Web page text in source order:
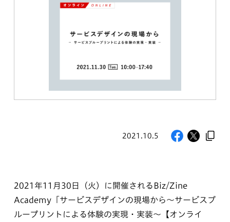
2021.10.5
2021年11月30日（火）に開催されるBiz/Zine
Academy「サービスデザインの現場から～サービスブ
ループリントによる体験の実現・実装～【オンライ